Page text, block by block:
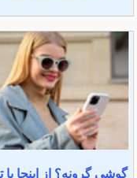
گوشی گرونه؟ از اینجا